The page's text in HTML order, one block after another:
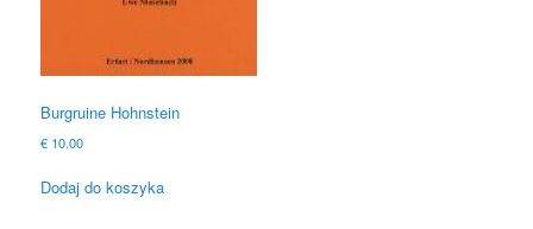
Burgruine Hohnstein
€ 10.00
Dodaj do koszyka